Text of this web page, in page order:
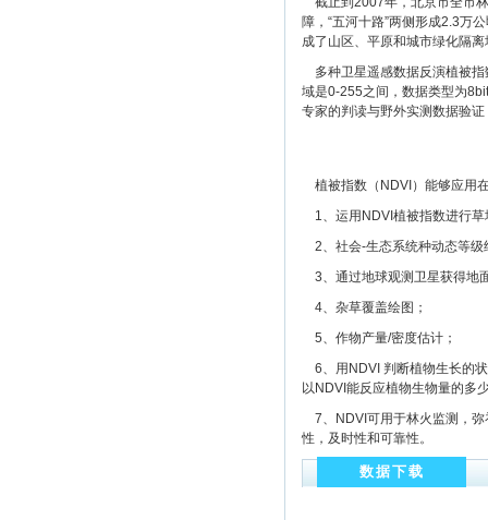
障，“五河十路”两侧形成2.3万
成了山区、平原和城市绿化隔
多种卫星遥感数据反演植被指
域是0-255之间，数据类型为
专家的判读与野外实测数据验
植被指数（NDVI）能够应用
1、运用NDVI植被指数进行草
2、社会-生态系统种动态等级
3、通过地球观测卫星获得地
4、杂草覆盖绘图；
5、作物产量/密度估计；
6、用NDVI 判断植物生长的
以NDVI能反应植物生物量的多
7、NDVI可用于林火监测，弥
性，及时性和可靠性。
数据下载